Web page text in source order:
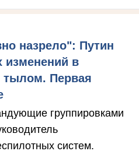
назрело": Путин
изменений в
тылом. Первая
группировками
систем.